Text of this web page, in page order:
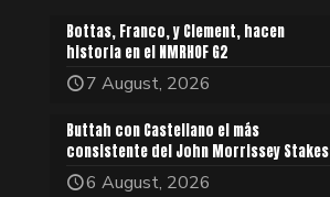
Bottas, Franco, y Clement, hacen
historia en el NMRHOF G2
7 August, 2026
Buttah con Castellano el más
consistente del John Morrissey Stakes
6 August, 2026